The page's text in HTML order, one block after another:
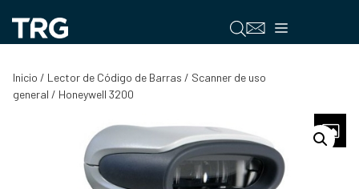
contenido
Menú
Inicio / Lector de Código de Barras / Scanner de uso
general / Honeywell 3200